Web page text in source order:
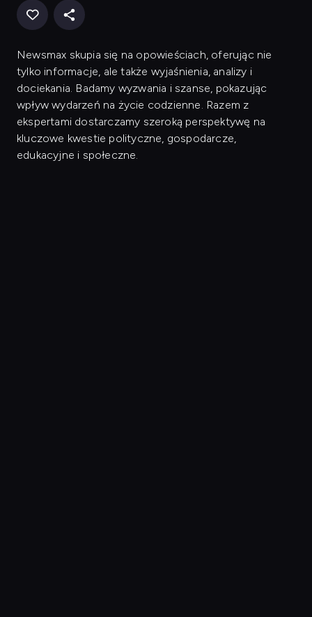
Newsmax skupia się na opowieściach, oferując nie
tylko informacje, ale także wyjaśnienia, analizy i
dociekania. Badamy wyzwania i szanse, pokazując
wpływ wydarzeń na życie codzienne. Razem z
ekspertami dostarczamy szeroką perspektywę na
kluczowe kwestie polityczne, gospodarcze,
edukacyjne i społeczne.